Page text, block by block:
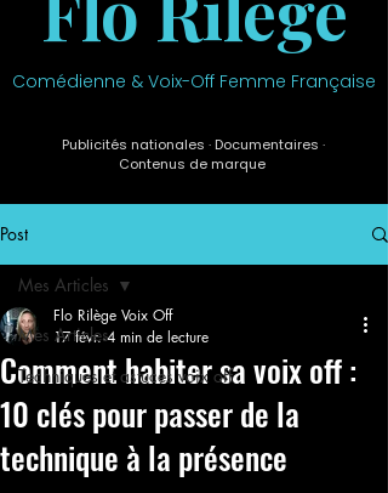
Comédienne & Voix-Off Femme Française
Publicités nationales · Documentaires ·
Contenus de marque
Post
Mes Articles
Techniques et astuces voix off
Mes Articles
Comment habiter sa voix off :
10 clés pour passer de la
technique à la présence
Flo Rilège Voix Off
17 févr. 4 min de lecture